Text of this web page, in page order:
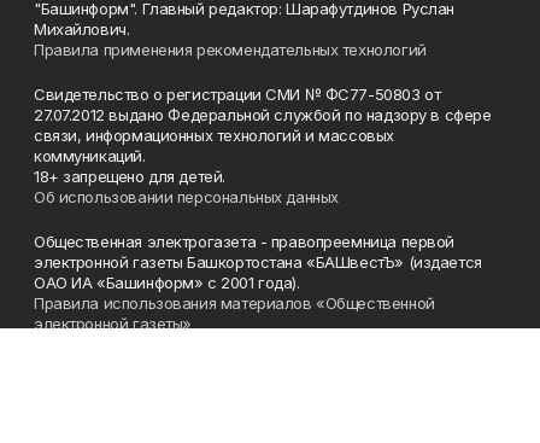
"Башинформ". Главный редактор: Шарафутдинов Руслан
Михайлович.
Правила применения рекомендательных технологий
Свидетельство о регистрации СМИ № ФС77-50803 от
27.07.2012 выдано Федеральной службой по надзору в сфере
связи, информационных технологий и массовых
коммуникаций.
18+ запрещено для детей.
Об использовании персональных данных
Общественная электрогазета - правопреемница первой
электронной газеты Башкортостана «БАШвестЪ» (издается
ОАО ИА «Башинформ» с 2001 года).
Правила использования материалов «Общественной
электронной газеты»